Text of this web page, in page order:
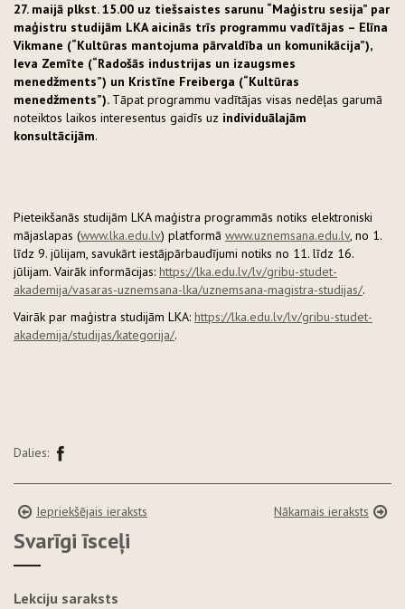
27. maijā plkst. 15.00 uz tiešsaistes sarunu “Maģistru sesija” par
maģistru studijām LKA aicinās trīs programmu vadītājas – Elīna
Vikmane (“Kultūras mantojuma pārvaldība un komunikācija”),
Ieva Zemīte (“Radošās industrijas un izaugsmes
menedžments”) un Kristīne Freiberga (“Kultūras
menedžments”). Tāpat programmu vadītājas visas nedēļas garumā
noteiktos laikos interesentus gaidīs uz individuālajām
konsultācijām.
Pieteikšanās studijām LKA maģistra programmās notiks elektroniski
mājaslapas (www.lka.edu.lv) platformā www.uznemsana.edu.lv, no 1.
līdz 9. jūlijam, savukārt iestājpārbaudījumi notiks no 11. līdz 16.
jūlijam. Vairāk informācijas: https://lka.edu.lv/lv/gribu-studet-
akademija/vasaras-uznemsana-lka/uznemsana-magistra-studijas/.
Vairāk par maģistra studijām LKA: https://lka.edu.lv/lv/gribu-studet-
akademija/studijas/kategorija/.
Dalies:
Iepriekšējais ieraksts Nākamais ieraksts
Svarīgi īsceļi
Lekciju saraksts